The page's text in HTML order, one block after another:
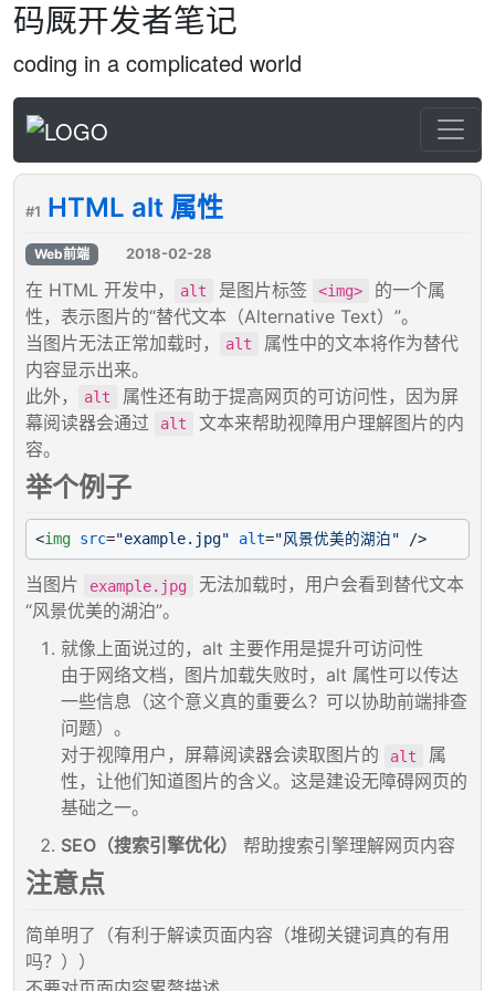
码厩开发者笔记
coding in a complicated world
#1 HTML alt 属性
Web前端 2018-02-28
在 HTML 开发中， alt 是图片标签 <img>
的一个属
性，表示图片的“替代文本（Alternative Text）”。
当图片无法正常加载时，
alt
属性中的文本将作为替代
内容显示出来。
此外，
alt
属性还有助于提高网页的可访问性，因为屏
幕阅读器会通过
alt
文本来帮助视障用户理解图片的内
容。
举个例子
<img src="example.jpg" alt="风景优美的湖泊" />
当图片 example.jpg
无法加载时，用户会看到替代文本
“风景优美的湖泊”。
就像上面说过的，alt 主要作用是提升可访问性
由于网络文档，图片加载失败时，alt 属性可以传达
一些信息（这个意义真的重要么？可以协助前端排查
问题）。
对于视障用户，屏幕阅读器会读取图片的
alt
属
性，让他们知道图片的含义。这是建设无障碍网页的
基础之一。
SEO（搜索引擎优化）
帮助搜索引擎理解网页内容
注意点
简单明了（有利于解读页面内容（堆砌关键词真的有用
吗？））